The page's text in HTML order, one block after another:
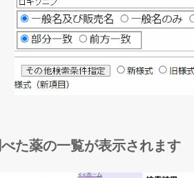
た薬の一覧が表示されます